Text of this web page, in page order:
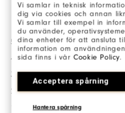
Vi samlar in teknisk
dig via cookies och annan
Vi samlar till exempel in
du använder,
dina enheter för att ansluta
information om
sida finns i vårCookie Policy.
Acceptera spårning
Hantera spårning
5 stjärnor
4 stjärnor
3 stjärnor
2 stjärnor
1 stjärna